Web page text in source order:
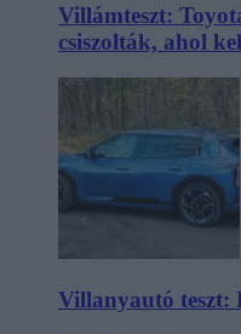
Villámteszt:
csiszolták, ahol
Villanyautó